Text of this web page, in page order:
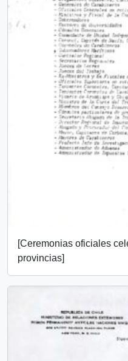
[Ceremonias oficiales
provincias]